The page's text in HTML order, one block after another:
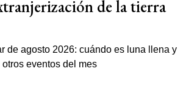
de la tierra